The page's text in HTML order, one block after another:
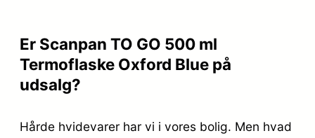
Er Scanpan TO GO 500 ml
Termoflaske Oxford Blue på
udsalg?
Hårde hvidevarer har vi i vores bolig. Men hvad